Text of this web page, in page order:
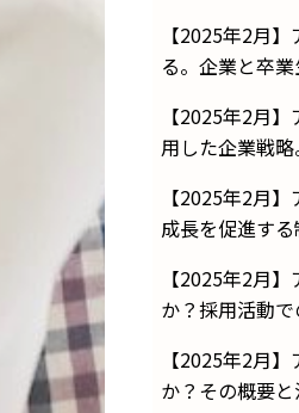
【2025年2月
る。企業と卒
【2025年2月
用した企業戦
【2025年2月
成長を促進す
【2025年2月
か？採用活動
【2025年2月
か？その概要